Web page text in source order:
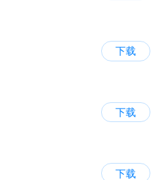
下载
下载
下载